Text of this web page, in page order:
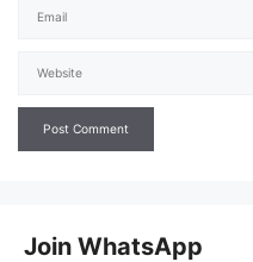
Join WhatsApp